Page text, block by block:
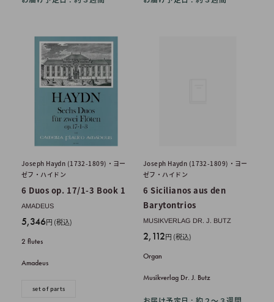
Joseph Haydn (1732-1809)・ヨー
ゼフ・ハイドン
6 Duos op. 17/1-3 Book 1
AMADEUS
販
価
格
5,346円 (税込)
2 flutes
Amadeus
set of parts
Joseph Haydn (1732-1809)・ヨー
ゼフ・ハイドン
6 Sicilianos aus den
Barytontrios
MUSIKVERLAG DR. J. BUTZ
販
価
格
2,112円 (税込)
Organ
Musikverlag Dr. J. Butz